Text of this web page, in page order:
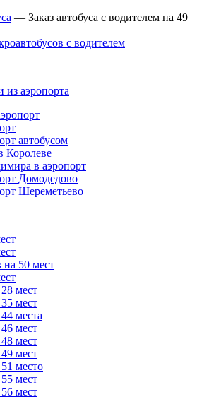
— Заказ автобуса с водителем на 49
с водителем
из аэропорта
автобусом
Королеве
в аэропорт
Домодедово
Шереметьево
на 50 мест
28 мест
35 мест
места
46 мест
48 мест
49 мест
51 место
55 мест
56 мест